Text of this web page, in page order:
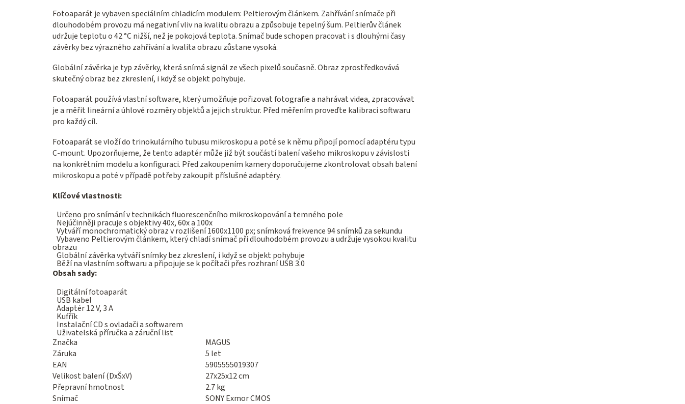
Fotoaparát je vybaven speciálním chladicím modulem: Peltierovým článkem. Zahřívání snímače při
dlouhodobém provozu má negativní vliv na kvalitu obrazu a způsobuje tepelný šum. Peltierův článek
udržuje teplotu o 42 °C nižší, než je pokojová teplota. Snímač bude schopen pracovat i s dlouhými časy
závěrky bez výrazného zahřívání a kvalita obrazu zůstane vysoká.
Globální závěrka je typ závěrky, která snímá signál ze všech pixelů současně. Obraz zprostředkovává
skutečný obraz bez zkreslení, i když se objekt pohybuje.
Fotoaparát používá vlastní software, který umožňuje pořizovat fotografie a nahrávat videa, zpracovávat
je a měřit lineární a úhlové rozměry objektů a jejich struktur. Před měřením proveďte kalibraci softwaru
pro každý cíl.
Fotoaparát se vloží do trinokulárního tubusu mikroskopu a poté se k němu připojí pomocí adaptéru typu
C-mount. Upozorňujeme, že tento adaptér může již být součástí balení vašeho mikroskopu v závislosti
na konkrétním modelu a konfiguraci. Před zakoupením kamery doporučujeme zkontrolovat obsah balení
mikroskopu a poté v případě potřeby zakoupit příslušné adaptéry.
Klíčové vlastnosti:
Určeno pro snímání v technikách fluorescenčního mikroskopování a temného pole
Nejúčinněji pracuje s objektivy 40x, 60x a 100x
Vytváří monochromatický obraz v rozlišení 1600x1100 px; snímková frekvence 94 snímků za sekundu
Vybaveno Peltierovým článkem, který chladí snímač při dlouhodobém provozu a udržuje vysokou kvalitu
obrazu
Globální závěrka vytváří snímky bez zkreslení, i když se objekt pohybuje
Běží na vlastním softwaru a připojuje se k počítači přes rozhraní USB 3.0
Obsah sady:
Digitální fotoaparát
USB kabel
Adaptér 12 V, 3 A
Kufřík
Instalační CD s ovladači a softwarem
Uživatelská příručka a záruční list
Značka
MAGUS
Záruka
5 let
EAN
5905555019307
Velikost balení (DxŠxV)
27x25x12 cm
Přepravní hmotnost
2.7 kg
Snímač
SONY Exmor CMOS